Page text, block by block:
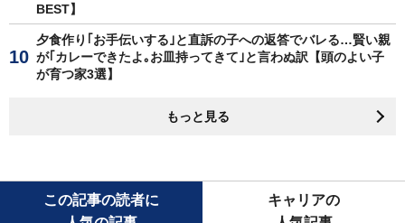
BEST】
夕食作り｢お手伝いする｣と直訴の子への返答でバレる…賢い親
が｢カレーできたよ｡お皿持ってきて｣と言わぬ訳【頭のよい子
が育つ家3選】
もっと見る
この記事の読者に
キャリアの